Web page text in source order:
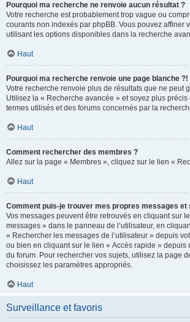
Pourquoi ma recherche ne renvoie aucun résultat ?
Votre recherche est probablement trop vague ou
courants non indexés par phpBB. Vous pouvez affiner
utilisant les options disponibles dans la recherche
Haut
Pourquoi ma recherche renvoie une page blanche ?!
Votre recherche renvoie plus de résultats que ne peut
Utilisez la « Recherche avancée » et soyez plus
termes utilisés et des forums concernés par la
Haut
Comment rechercher des membres ?
Allez sur la page « Membres », cliquez sur le lien «
Haut
Comment puis-je trouver mes propres messages et
Vos messages peuvent être retrouvés en cliquant sur
messages » dans le panneau de l’utilisateur, en
« Rechercher les messages de l’utilisateur » depuis
ou bien en cliquant sur le lien « Accès rapide » depuis
du forum. Pour rechercher vos sujets, utilisez la page
choisissez les paramètres appropriés.
Haut
Surveillance et favoris